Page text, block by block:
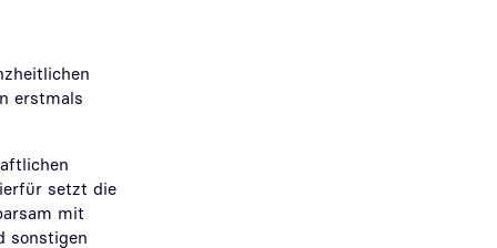
erstmals
setzt die
mit
sonstigen